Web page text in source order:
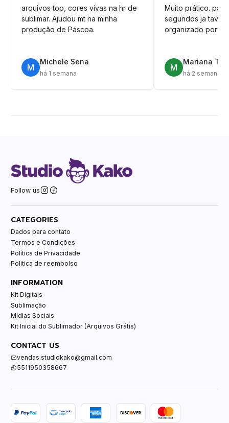
arquivos top, cores vivas na hr de
sublimar. Ajudou mt na minha
produção de Páscoa.
M
Michele Sena
há 1 semana
Muito prático.
segundos ja tava
organizado por
M
Mariana T.
há 2 semanas
Follow us
CATEGORIES
Dados para contato
Termos e Condições
Política de Privacidade
Politica de reembolso
INFORMATION
Kit Digitais
Sublimação
Mídias Sociais
Kit Inicial do Sublimador (Arquivos Grátis)
CONTACT US
vendas.studiokako@gmail.com
5511950358667